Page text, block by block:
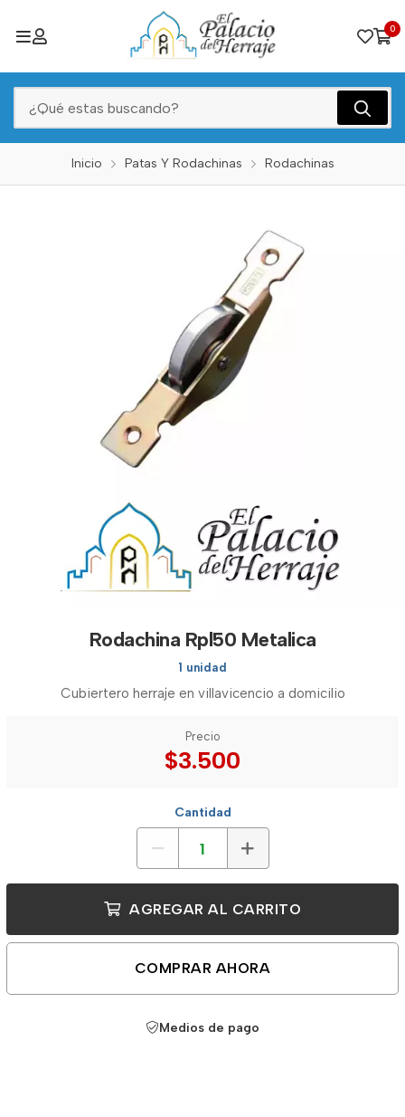
0
Inicio Patas Y Rodachinas Rodachinas
Rodachina Rpl50 Metalica
1 unidad
Cubiertero herraje en villavicencio a domicilio
Precio
$3.500
Cantidad
AGREGAR AL CARRITO
COMPRAR AHORA
Medios de pago